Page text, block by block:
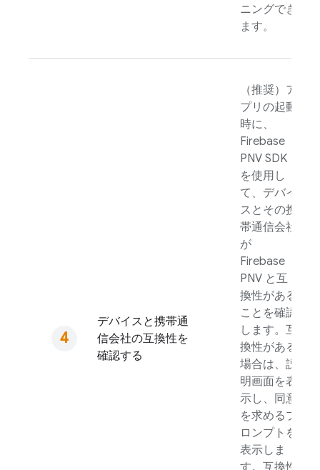
ニングでき
ます。
デバイスと携帯通
信会社の互換性を
確認する
（推奨）ア
プリの起動
時に、
Firebase
PNV SDK
を使用し
て、デバイ
スとその携
帯通信会社
が
Firebase
PNV と互
換性がある
ことを確認
します。互
換性がある
場合は、説
明画面を表
示し、同意
を求めるプ
ロンプトを
表示しま
す。互換性